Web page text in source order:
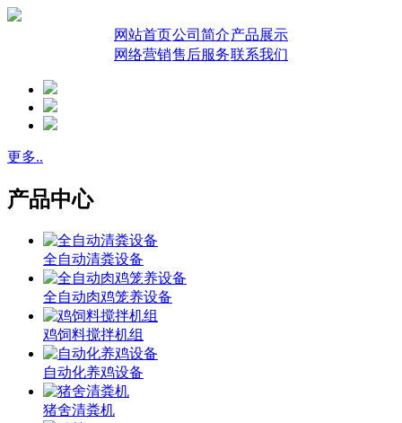
网站首页公司简介产品展示
网络营销售后服务联系我们
更多..
产品中心
全自动清粪设备
全自动肉鸡笼养设备
鸡饲料搅拌机组
自动化养鸡设备
猪舍清粪机